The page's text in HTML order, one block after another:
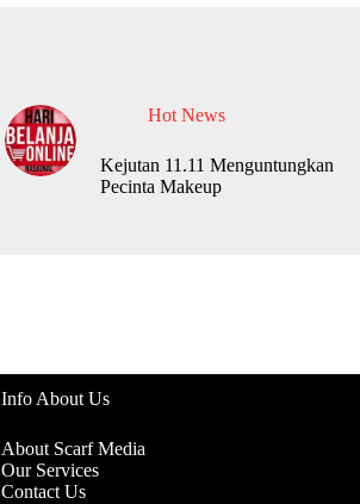
Hot News
Kejutan 11.11 Menguntungkan
Pecinta Makeup
Info About Us
About Scarf Media
Our Services
Contact Us